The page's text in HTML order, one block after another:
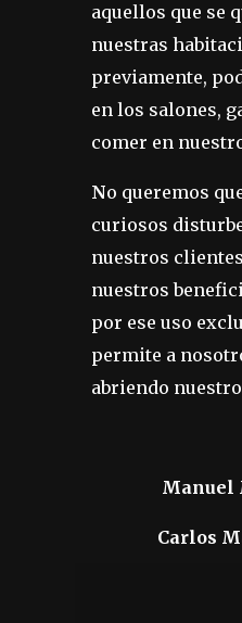
aquellos que se
nuestras
previamente,
en los salones,
comer en
No queremos
curiosos
nuestros
nuestros
por ese uso
permite a
abriendo
Manuel
Carlos